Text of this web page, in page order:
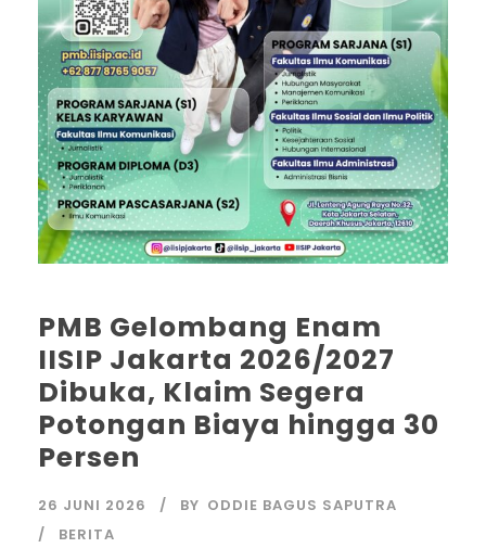
PMB Gelombang Enam
IISIP Jakarta 2026/2027
Dibuka, Klaim Segera
Potongan Biaya hingga 30
Persen
26 JUNI 2026 BY ODDIE BAGUS SAPUTRA
BERITA